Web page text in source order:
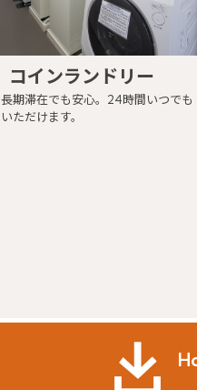
official website by clicking
website.
！
コインランドリー
期滞在でも安心。24時間いつでも
ただけます。